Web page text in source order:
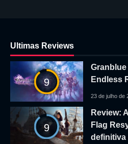
Ultimas Reviews
9
Endless
23 de julho de
9
Review:
Flag
definitiva